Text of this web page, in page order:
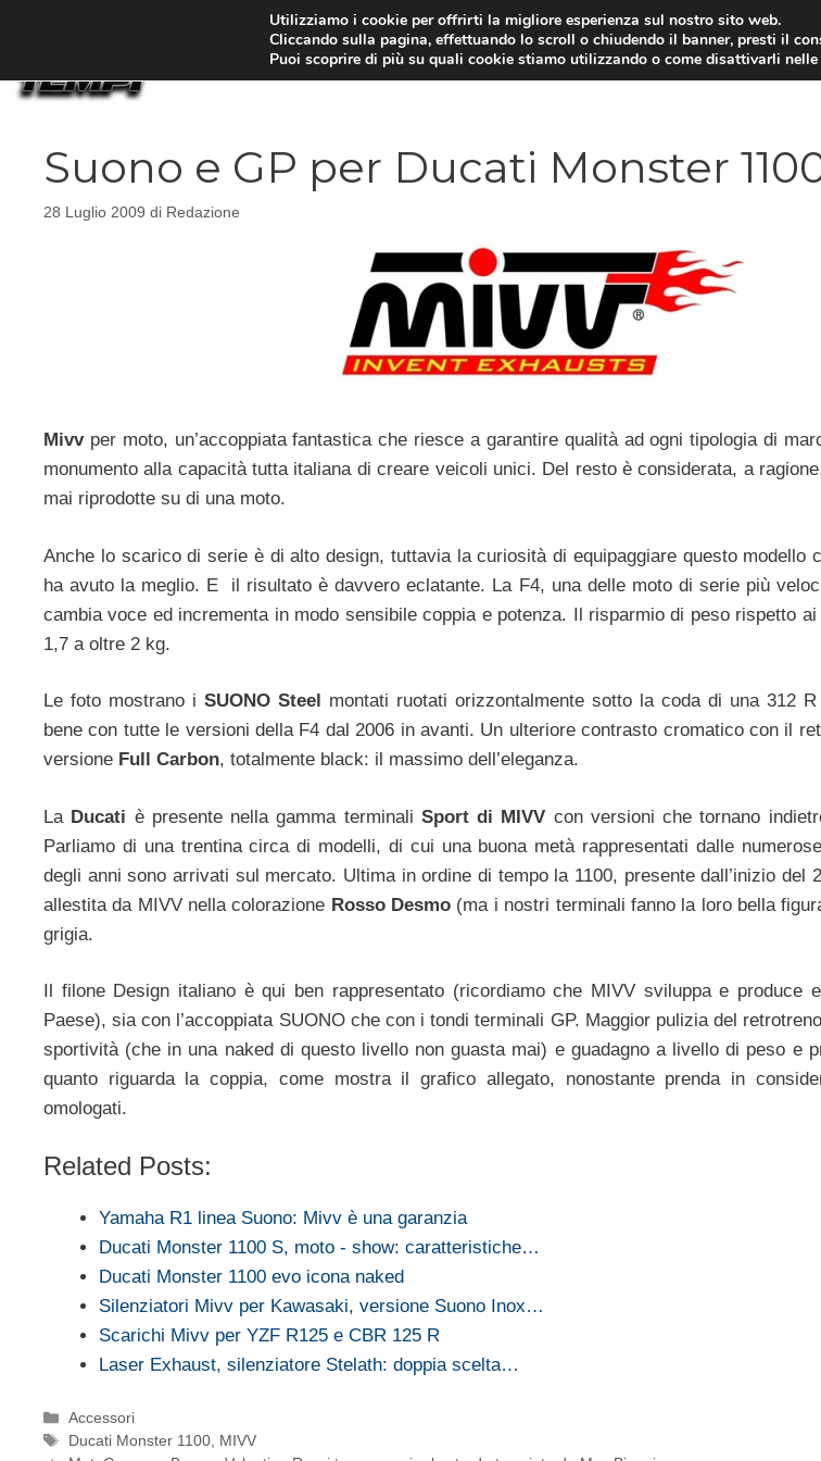
Suono e GP per Ducati Monster
28 Luglio 2009 di Redazione
Mivvper moto, un’accoppiata fantastica che riesce a garantire qualità ad ogni tipologia di
monumento alla capacità tutta italiana di creare veicoli unici. Del resto è considerata, a
mai riprodotte su di una moto.
Anche lo scarico di serie è di alto design, tuttavia la curiosità di equipaggiare questo modello
ha avuto la meglio. E il risultato è davvero eclatante. La F4, una delle moto di serie più
cambia voce ed incrementa in modo sensibile coppia e potenza. Il risparmio di peso rispetto
1,7 a oltre 2 kg.
Le foto mostrano i SUONO Steel montati ruotati orizzontalmente sotto la coda di una 312 R
bene con tutte le versioni della F4 dal 2006 in avanti. Un ulteriore contrasto cromatico con il
versione Full Carbon, totalmente black: il massimo dell’eleganza.
La Ducati è presente nella gamma terminali Sport di MIVV con versioni che tornano
Parliamo di una trentina circa di modelli, di cui una buona metà rappresentati dalle
degli anni sono arrivati sul mercato. Ultima in ordine di tempo la 1100, presente dall’inizio del
allestita da MIVV nella colorazione Rosso Desmo (ma i nostri terminali fanno la loro bella
grigia.
Il filone Design italiano è qui ben rappresentato (ricordiamo che MIVV sviluppa e produce
Paese), sia con l’accoppiata SUONO che con i tondi terminali GP. Maggior pulizia del
sportività (che in una naked di questo livello non guasta mai) e guadagno a livello di peso e
quanto riguarda la coppia, come mostra il grafico allegato, nonostante prenda in
omologati.
Related Posts:
Yamaha R1 linea Suono: Mivv è una garanzia
Ducati Monster 1100 S, moto - show: caratteristiche…
Ducati Monster 1100 evo icona naked
Silenziatori Mivv per Kawasaki, versione Suono Inox…
Scarichi Mivv per YZF R125 e CBR 125 R
Laser Exhaust, silenziatore Stelath: doppia scelta…
Categorie
Accessori
Tag
Ducati Monster 1100, MIVV
Utilizziamo i cookie per offrirti la migliore esperienza sul nostro sito web.
Cliccando sulla pagina, effettuando lo scroll o chiudendo il banner, presti il
Puoi scoprire di più su quali cookie stiamo utilizzando o come disattivarli